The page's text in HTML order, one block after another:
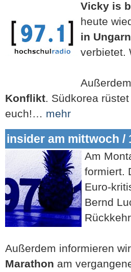
Vicky is
heute
in Ungarn
verbietet.
Konflikt. Südkorea
euch!… mehr
insider am mittwoch /
Am
formiert.
Euro-
Bernd
Außerdem informieren
Marathon am